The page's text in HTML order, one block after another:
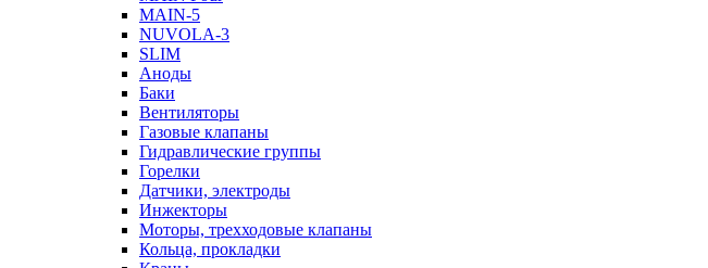
MAIN-5
NUVOLA-3
SLIM
Аноды
Баки
Вентиляторы
Газовые клапаны
Гидравлические группы
Горелки
Датчики, электроды
Инжекторы
Моторы, трехходовые клапаны
Кольца, прокладки